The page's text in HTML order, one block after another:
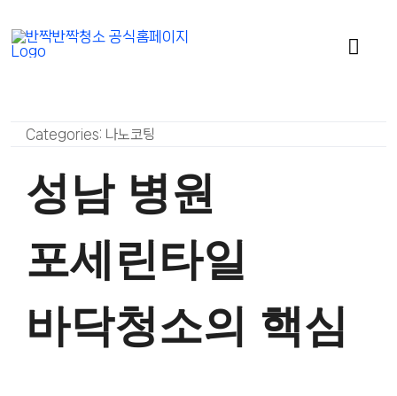
텐
츠
유리창 청소
학교청소
나노코팅
Categories: 나노코팅
성남 병원
포세린타일
바닥청소의 핵심